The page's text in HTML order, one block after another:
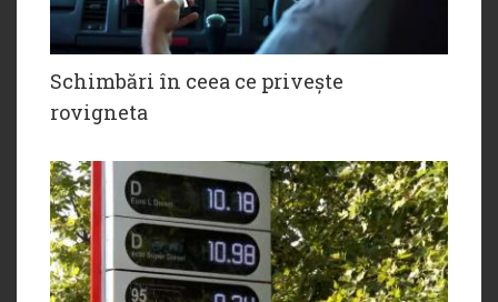
Schimbări în ceea ce privește
rovigneta